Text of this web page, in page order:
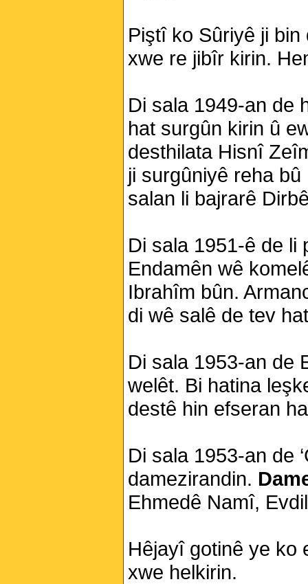
Piştî ko Sûriyê ji
xwe re jibîr kirin.
Di sala 1949-an de
hat surgûn kirin û
desthilata Hisnî
ji surgûniyê reha
salan li bajrarê
Di sala 1951-ê de li
Endamên wê
Ibrahîm bûn.
di wê salê de tev
Di sala 1953-an de
welêt. Bi hatina
destê hin efseran
Di sala 1953-an de
damezirandin.
Ehmedê Namî,
Hêjayî gotinê ye ko
xwe helkirin.